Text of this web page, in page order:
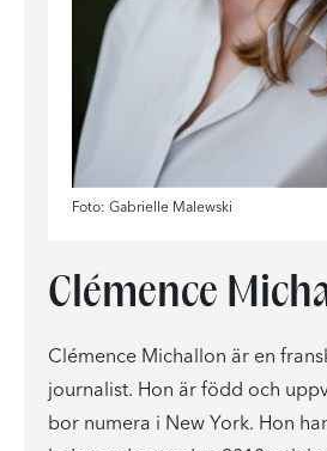
Foto: Gabrielle Malewski
Clémence
Clémence Michallon är en
journalist. Hon är född och
bor numera i New York. Hon